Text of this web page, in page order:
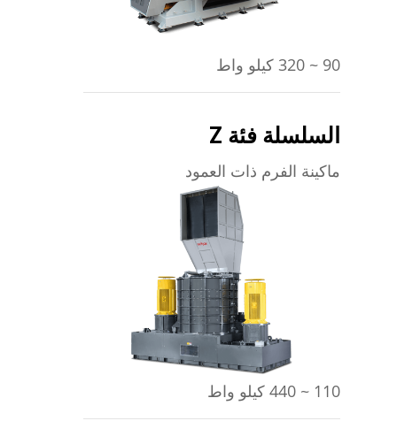
90 ~ 320 كيلو واط
السلسلة فئة Z
ماكينة الفرم ذات العمود
110 ~ 440 كيلو واط